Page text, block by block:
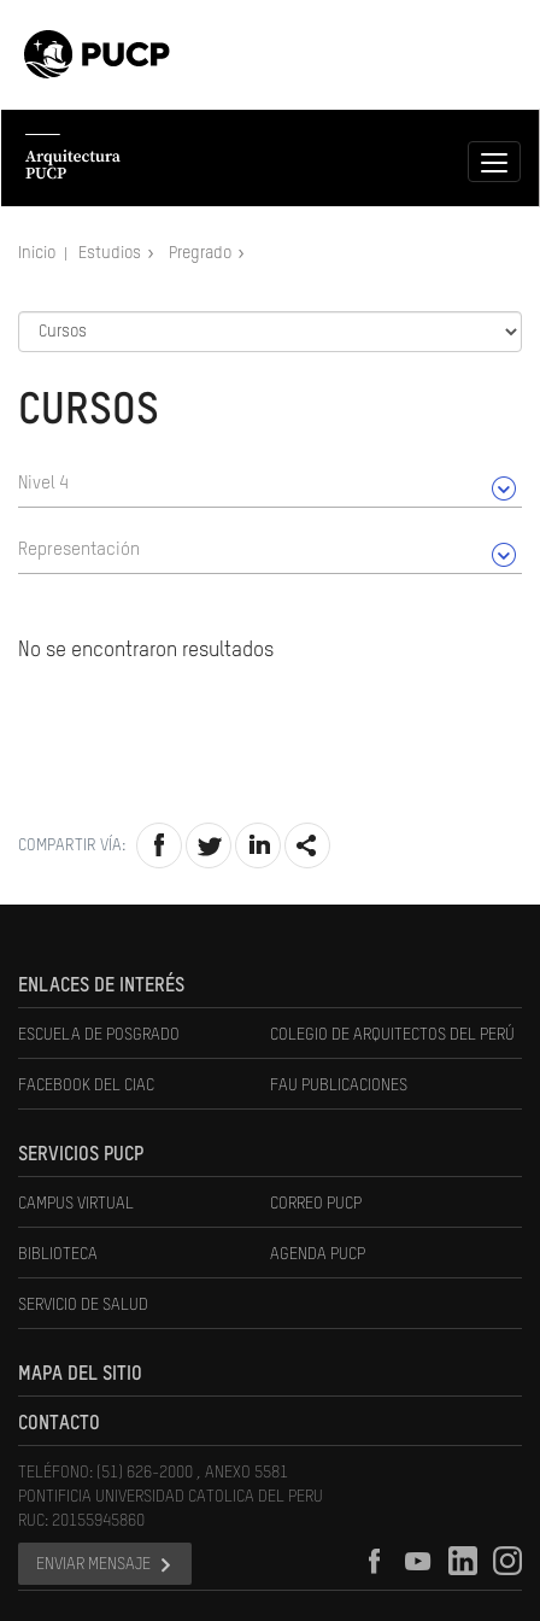
Inicio Estudios Pregrado
CURSOS
Nivel 4
Representación
No se encontraron resultados
COMPARTIR VÍA:
ENLACES DE INTERÉS
ESCUELA DE POSGRADO COLEGIO DE ARQUITECTOS DEL PERÚ
FACEBOOK DEL CIAC FAU PUBLICACIONES
SERVICIOS PUCP
CAMPUS VIRTUAL CORREO PUCP
BIBLIOTECA AGENDA PUCP
SERVICIO DE SALUD
MAPA DEL SITIO
CONTACTO
TELÉFONO: (51) 626-2000 , ANEXO 5581
PONTIFICIA UNIVERSIDAD CATOLICA DEL PERU
RUC: 20155945860
ENVIAR MENSAJE